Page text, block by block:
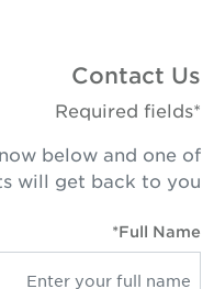
Contact Us
*Required fields
below and one of
will get back to you
Full Name*